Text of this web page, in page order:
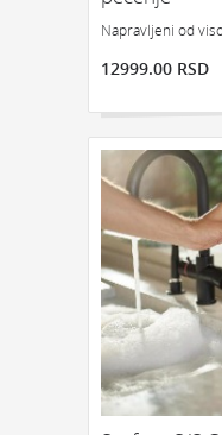
Napravljeni od
12999.00 RSD